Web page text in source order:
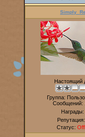
Настоящий
Группа:
Сообщений:
Награды:
Репутация:
Статус: